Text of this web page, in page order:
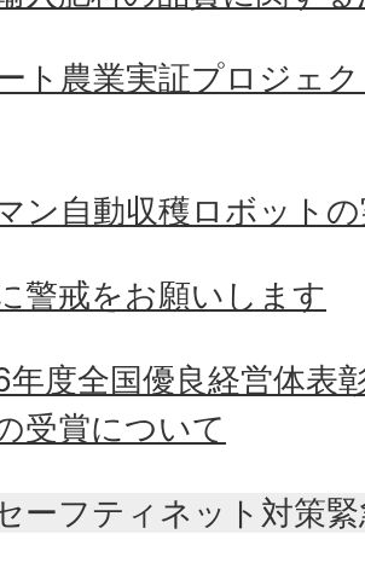
ト農業実証プロジェ
ン自動収穫ロボット
警戒をお願いします
年度全国優良経営体表
受賞について
ーフティネット対策